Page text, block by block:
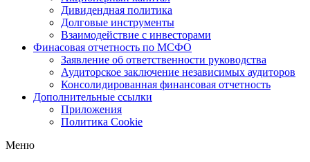
Дивидендная политика
Долговые инструменты
Взаимодействие с инвеcторами
Финасовая отчетность по МСФО
Заявление об ответственности руководства
Аудиторское заключение независимых аудиторов
Консолидированная финансовая отчетность
Дополнительные ссылки
Приложения
Политика Cookie
Меню